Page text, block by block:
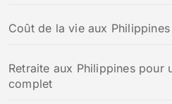
Coût de la vie aux
Retraite aux Philippines pour
complet